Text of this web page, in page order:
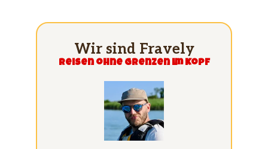
Wir sind Fravely
Reisen ohne grenzen im Kopf